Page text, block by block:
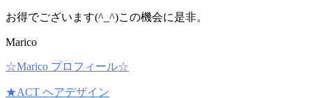
お得でございます(^_^)この機会に是非。
Marico
☆Marico プロフィール☆
★ACT ヘアデザイン